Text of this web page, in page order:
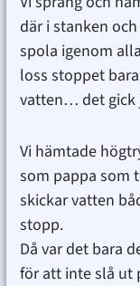
där i stanken
spola igenom
loss stoppet
vatten… det gick
Vi hämtade
som pappa som
skickar vatten
stopp.
Då var det bara
för att inte slå ut